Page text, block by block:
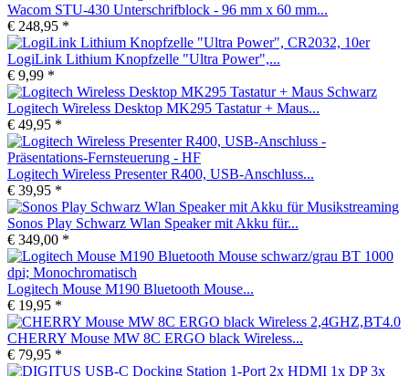
Wacom STU-430 Unterschrifblock - 96 mm x 60 mm...
€ 248,95 *
LogiLink Lithium Knopfzelle "Ultra Power",...
€ 9,99 *
Logitech Wireless Desktop MK295 Tastatur + Maus...
€ 49,95 *
Logitech Wireless Presenter R400, USB-Anschluss...
€ 39,95 *
Sonos Play Schwarz Wlan Speaker mit Akku für...
€ 349,00 *
Logitech Mouse M190 Bluetooth Mouse...
€ 19,95 *
CHERRY Mouse MW 8C ERGO black Wireless...
€ 79,95 *